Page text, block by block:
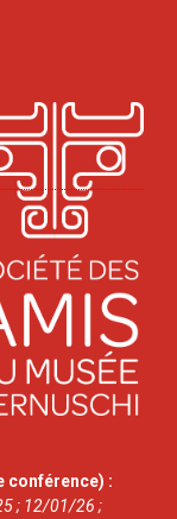
conférence) :
; 12/01/26 ;